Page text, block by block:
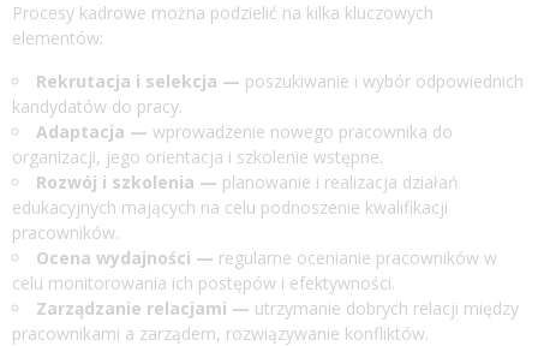
Procesy kadrowe można podzielić na kilka kluczowych
elementów:
Rekrutacja i selekcja — poszukiwanie i wybór odpowiednich
kandydatów do pracy.
Adaptacja — wprowadzenie nowego pracownika do
organizacji, jego orientacja i szkolenie wstępne.
Rozwój i szkolenia — planowanie i realizacja działań
edukacyjnych mających na celu podnoszenie kwalifikacji
pracowników.
Ocena wydajności — regularne ocenianie pracowników w
celu monitorowania ich postępów i efektywności.
Zarządzanie relacjami — utrzymanie dobrych relacji między
pracownikami a zarządem, rozwiązywanie konfliktów.